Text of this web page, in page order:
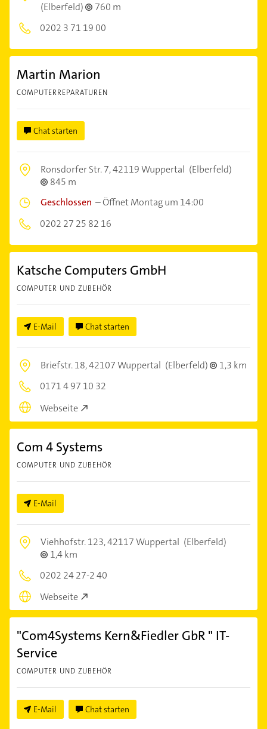
(Elberfeld)
760 m
0202 3 71 19 00
Martin Marion
COMPUTERREPARATUREN
Chat starten
Ronsdorfer Str. 7,42119 Wuppertal (Elberfeld)
845 m
Geschlossen –Öffnet Montag um 14:00
0202 27 25 82 16
Katsche Computers GmbH
COMPUTER UND ZUBEHÖR
E-Mail Chat starten
Briefstr. 18,42107 Wuppertal (Elberfeld)
1,3 km
0171 4 97 10 32
Webseite
Com 4 Systems
COMPUTER UND ZUBEHÖR
E-Mail
Viehhofstr. 123,42117 Wuppertal (Elberfeld)
1,4 km
0202 24 27-2 40
Webseite
"Com4Systems Kern&Fiedler GbR " IT-
Service
COMPUTER UND ZUBEHÖR
E-Mail Chat starten